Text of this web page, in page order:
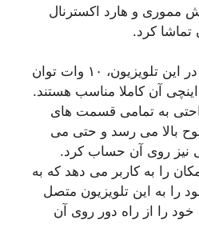
و هارد اکسترنال
تماشا کرد.
بلندگوهای استفاده شده در این تلویزیون، ۱۰ وات توان
دارند که برای اندازه 58 اینچی آن کاملا مناسب هستند.
به تمامی قسمت های
بالا می رسد و حتی می
نیز روی آن حساب کرد.
را به کاربر می دهد که به
را به این تلویزیون متصل
را از راه دور روی آن